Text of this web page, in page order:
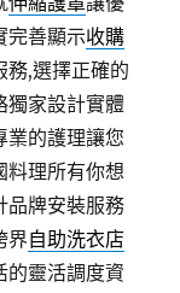
完善顯示收購
務,選擇正確的
獨家設計實體
業的護理讓您
料理所有你想
品牌安裝服務
界自助洗衣店
的靈活調度資